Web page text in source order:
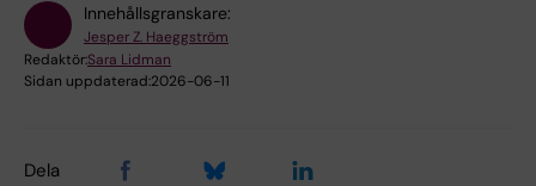
Innehållsgranskare:
Jesper Z. Haeggström
Redaktör:Sara Lidman
Sidan uppdaterad:2026-06-11
Dela